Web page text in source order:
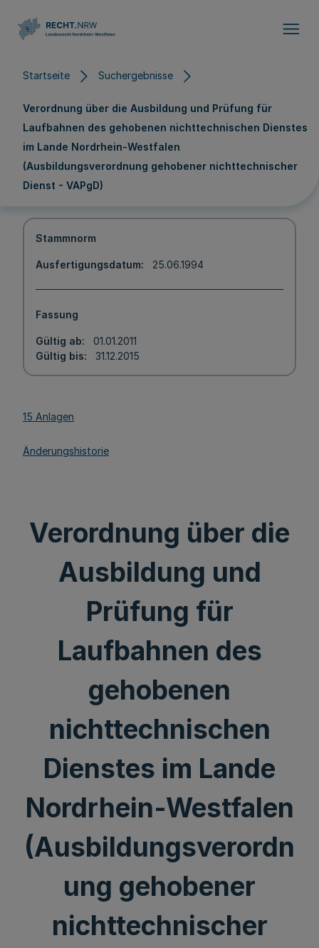
Startseite Suchergebnisse
Verordnung über die Ausbildung und Prüfung für
Laufbahnen des gehobenen nichttechnischen Dienstes
im Lande Nordrhein-Westfalen
(Ausbildungsverordnung gehobener nichttechnischer
Dienst - VAPgD)
Stammnorm
Ausfertigungsdatum 25.06.1994
Fassung
Gültig ab
01.01.2011
Gültig bis
31.12.2015
15 Anlagen
Änderungshistorie
Verordnung über die
Ausbildung und
Prüfung für
Laufbahnen des
gehobenen
nichttechnischen
Dienstes im Lande
Nordrhein-Westfalen
(Ausbildungsverordn
ung gehobener
nichttechnischer